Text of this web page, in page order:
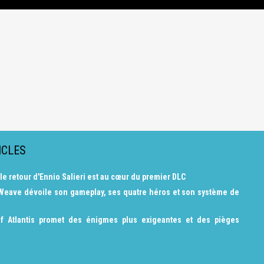
retour d'Ennio Salieri est au cœur du premier DLC
dévoile son gameplay, ses quatre héros et son système de
Atlantis promet des énigmes plus exigeantes et des pièges